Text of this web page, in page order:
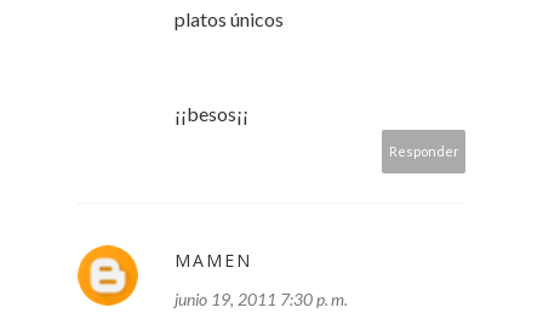
platos únicos
¡¡besos¡¡
Responder
MAMEN
junio 19, 2011 7:30 p. m.